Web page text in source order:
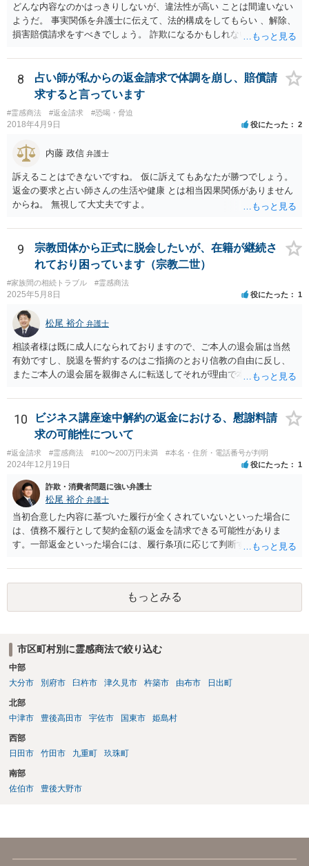
どんな内容なのかはっきりしないが、違法性が高い ことは間違いない
ようだ。 事実関係を弁護士に伝えて、法的構成をしてもらい 、解除、
損害賠償請求をすべきでしょう。 詐欺になるかもしれないですしね。
す。 費用は後回しでいいでしょう。 勝てる事案かどうかの見極めが先
ですから。
8
占い師が私からの返金請求で体調を崩し、賠償請
求すると言っています
#霊感商法 #返金請求 #恐喝・脅迫
2018年4月9日 役にたった 2
内藤 政信 弁護士
訴えることはできないですね。 仮に訴えてもあなたが勝つでしょう。
返金の要求と占い師さんの生活や健康 とは相当因果関係がありません
からね。 無視して大丈夫ですよ。
9
宗教団体から正式に脱会したいが、在籍が継続さ
れており困っています（宗教二世）
#家族間の相続トラブル #霊感商法
2025年5月8日 役にたった 1
松尾 裕介 弁護士
相談者様は既に成人になられておりますので、ご本人の退会届は当然
有効ですし、脱退を誓約するのはご指摘のとおり信教の自由に反し、
またご本人の退会届を親御さんに転送してそれが理由で本部が退会に
ような理由で、誠実に対応いただけなければ損害賠償請求も検討する
旨申し入れたうえで、弁護士名義等で、退会証明等を依頼する内容証
明郵便を本部宛に送付することが考えられるかと思います。
10
ビジネス講座途中解約の返金における、慰謝料請
求の可能性について
#返金請求 #霊感商法 #100〜200万円未満 #本名・住所・電話番号が判明
2024年12月19日 役にたった 1
詐欺・消費者問題に強い弁護士
松尾 裕介 弁護士
当初合意した内容に基づいた履行が全くされていないといった場合に
は、債務不履行として契約金額の返金を請求できる可能性がありま
す。一部返金といった場合には、履行条項に応じて判断することも考
単に契約違反ということになると、慰謝料請求などは法的には認めら
れない可能性が高いと考えられます。 結局のところ相手方が遅々と
して容易に返金に応じない、微々たる金額しか返金に応じないといっ
た場合には、返金交渉について、直接資料を持ち寄り弁護士にご相談
もっとみる
市区町村別に霊感商法で絞り込む
中部
大分市
別府市 臼杵市 津久見市 杵築市 由布市 日出町
北部
中津市
豊後高田市 宇佐市 国東市 姫島村
西部
日田市
竹田市 九重町 玖珠町
南部
佐伯市
豊後大野市